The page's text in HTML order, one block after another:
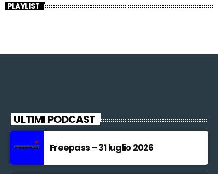
PLAYLIST
ULTIMI PODCAST
Freepass – 31 luglio 2026